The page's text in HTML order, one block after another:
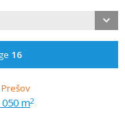
16
m2